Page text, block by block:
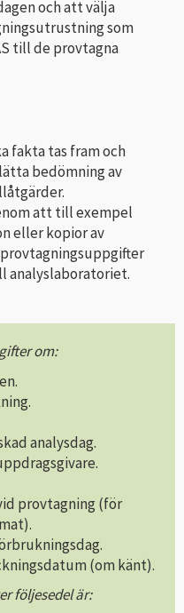
och att välja
som
till de provtagna
fakta tas fram och
bedömning av
att till exempel
eller kopior av
analyslaboratoriet.
om:
analysdag.
provtagning (för
(om känt).
följesedel är: